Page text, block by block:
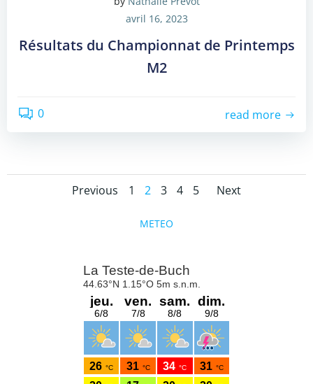
avril 16, 2023
Résultats du Championnat de Printemps
M2
0 read more
Posts
navigation
Previous
Posts
navigation
Page
1 Page
2 Page
3 Page
4 Page
5
Posts
Next
METEO